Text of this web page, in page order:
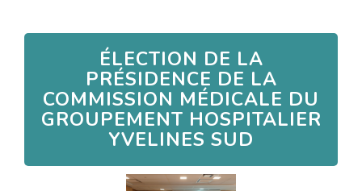
ÉLECTION DE LA
PRÉSIDENCE DE LA
COMMISSION MÉDICALE DU
GROUPEMENT HOSPITALIER
YVELINES SUD